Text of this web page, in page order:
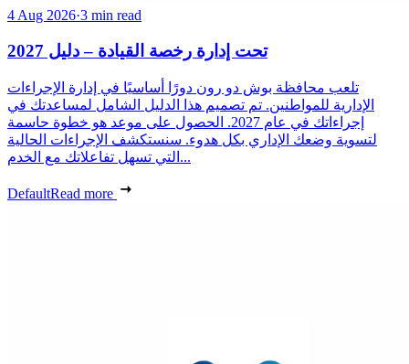
4 Aug 2026·3 min read
تحت إدارة رخصة القيادة – دليل 2027
تلعب محافظة بوش دو رون دورًا أساسيًا في إدارة الإجراءات
الإدارية للمواطنين. تم تصميم هذا الدليل الشامل لمساعدتك في
إجراءاتك في عام 2027. الحصول على موعد هو خطوة حاسمة
لتسوية وضعك الإداري بكل هدوء. سنستكشف الإجراءات الحالية
التي تسهل تفاعلاتك مع الخدم...
DefaultRead more